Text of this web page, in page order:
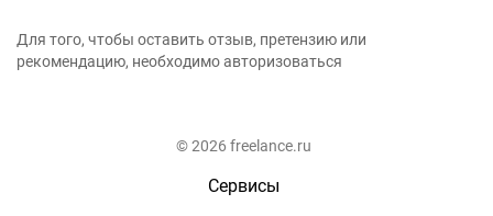
Для того, чтобы оставить отзыв, претензию или
рекомендацию, необходимо авторизоваться
© 2026 freelance.ru
Сервисы